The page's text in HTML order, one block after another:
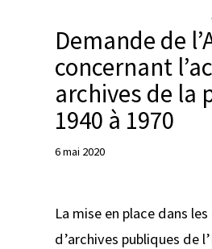
Demande de
concernant
archives de la
1940 à 1970
6 mai 2020
La mise en place dans
d’archives publiques de